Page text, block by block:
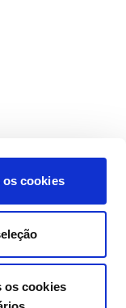
cookies
os cookies